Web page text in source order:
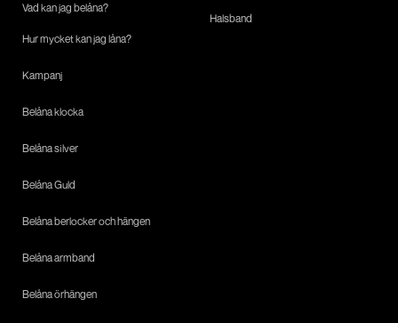
Vad kan jag belåna?
Hur mycket kan jag låna?
Kampanj
Belåna klocka
Belåna silver
Belåna Guld
Belåna berlocker och hängen
Belåna armband
Belåna örhängen
Halsband